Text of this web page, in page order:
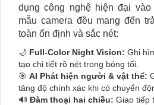
dụng công nghệ hiện đại
mẫu camera đều mang đến
toàn ổn định và sắc nét:
🌙 Full-Color Night Vision: Ghi
tạo chi tiết rõ nét trong bóng tối.
🎯 AI Phát hiện người & vật thể:
tăng độ chính xác khi có chuyển
🔊 Đàm thoại hai chiều: Giao tiếp